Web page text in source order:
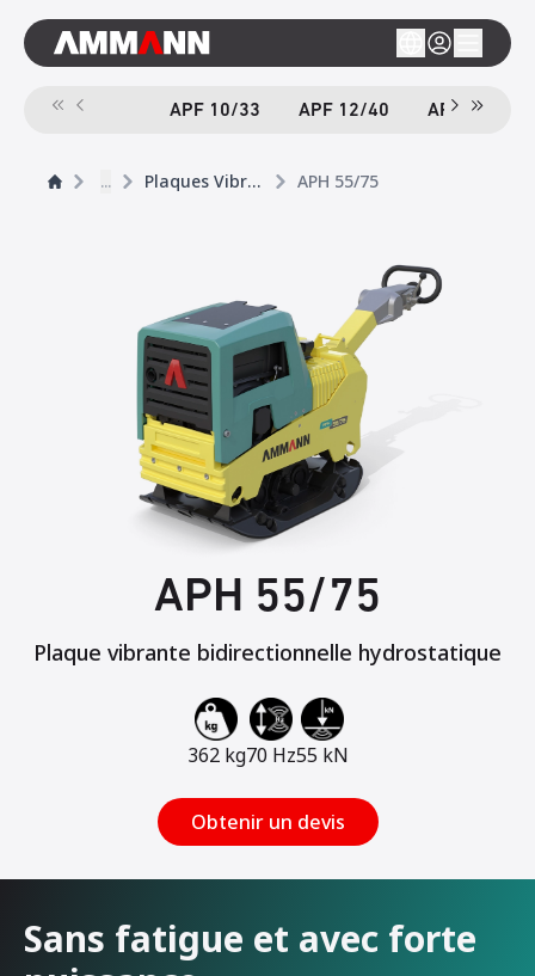
APF 10/33 APF 12/40 APF 12/40-
... Plaques Vibrantes APH 55/75
APH 55/75
Plaque vibrante bidirectionnelle hydrostatique
362 kg70 Hz55 kN
Obtenir un devis
Sans fatigue et avec forte